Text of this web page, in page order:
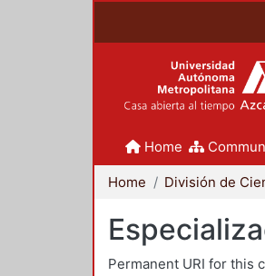
Home
Home
Permanent URI for this